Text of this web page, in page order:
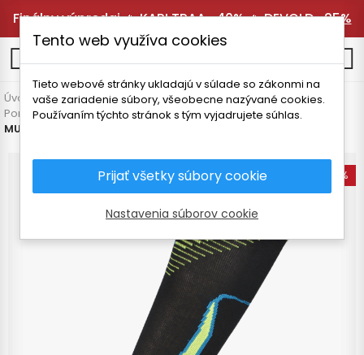
Finálny výpredaj 🔥KARI TRAA -40%🔥DEVOLD -25%
Úvodná stránka Pánske oblečenie
Doplnky
Ponožky a podkolienky
MUND SKIING OUTLAST / WOOL PODKOLIENKY
-15%
Tento web využíva cookies
Tieto webové stránky ukladajú v súlade so zákonmi na
vaše zariadenie súbory, všeobecne nazývané cookies.
Používaním týchto stránok s tým vyjadrujete súhlas.
Prijať všetky súbory cookie
Nastavenia súborov cookie